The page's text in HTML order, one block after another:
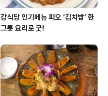
강식당 인기메뉴 피오 ‘김치밥’ 한
그릇 요리로 굿!